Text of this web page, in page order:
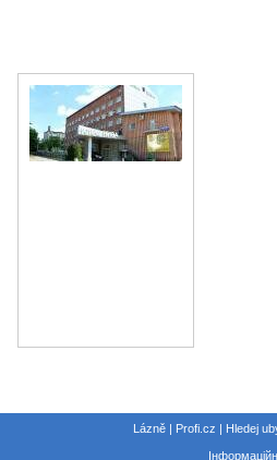
Lázně | Profi.cz | Hledej